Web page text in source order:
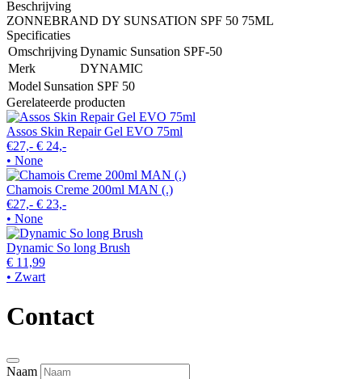
Beschrijving
ZONNEBRAND DY SUNSATION SPF 50 75ML
Specificaties
OmschrijvingDynamic Sunsation SPF-50
Merk
DYNAMIC
Model Sunsation SPF 50
Gerelateerde producten
Assos Skin Repair Gel EVO 75ml
€27,- € 24,-
• None
Chamois Creme 200ml MAN (.)
€27,- € 23,-
• None
Dynamic So long Brush
€ 11,99
• Zwart
Contact
Naam